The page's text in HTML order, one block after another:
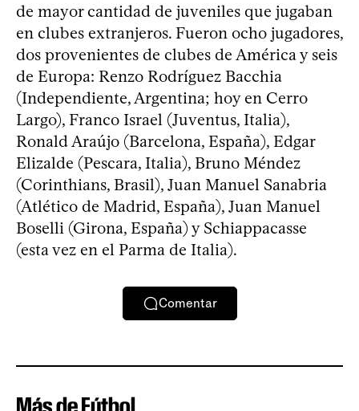
de mayor cantidad de juveniles que jugaban
en clubes extranjeros. Fueron ocho jugadores,
dos provenientes de clubes de América y seis
de Europa: Renzo Rodríguez Bacchia
(Independiente, Argentina; hoy en Cerro
Largo), Franco Israel (Juventus, Italia),
Ronald Araújo (Barcelona, España), Edgar
Elizalde (Pescara, Italia), Bruno Méndez
(Corinthians, Brasil), Juan Manuel Sanabria
(Atlético de Madrid, España), Juan Manuel
Boselli (Girona, España) y Schiappacasse
(esta vez en el Parma de Italia).
Comentar